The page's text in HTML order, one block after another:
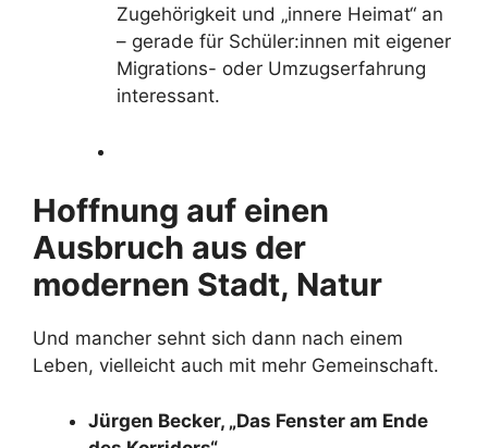
Zugehörigkeit und „innere Heimat“ an
– gerade für Schüler:innen mit eigener
Migrations- oder Umzugserfahrung
interessant.
Hoffnung auf einen
Ausbruch aus der
modernen Stadt, Natur
Und mancher sehnt sich dann nach einem
Leben, vielleicht auch mit mehr Gemeinschaft.
Jürgen Becker, „Das Fenster am Ende